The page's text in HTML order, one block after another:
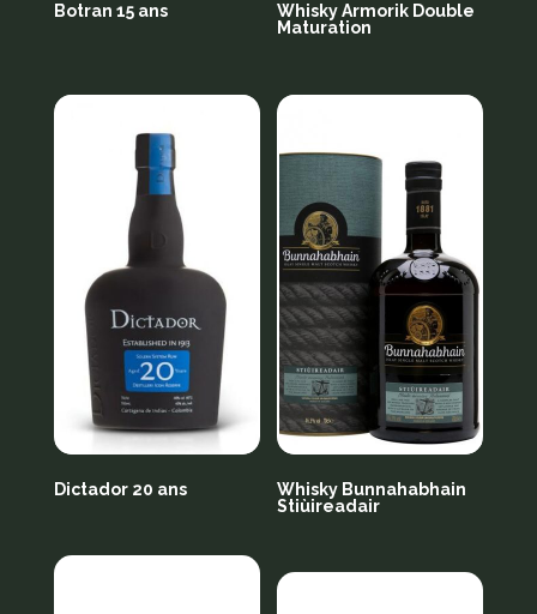
Botran 15 ans
Whisky Armorik Double
Maturation
Dictador 20 ans
Whisky Bunnahabhain
Stiùireadair